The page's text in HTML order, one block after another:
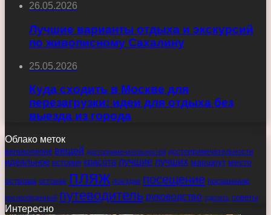
26.05.2026
Лучшие варианты отдыха и экскурсий
по живописному Сахалину
25.05.2026
Куда сходить в Москве для
перезагрузки: идеи для отдыха без
выезда из города
Облако меток
великолепие вещей достопримечательностей достопримечательности
идеальное история красота лучшие лучших маршрут место
острова острове пляж поездки посещение посещению
послеобеденный путеводитель руководство сделать советы
Интересно